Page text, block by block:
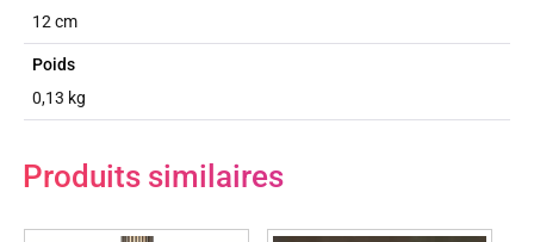
12 cm
Poids
0,13 kg
Produits similaires